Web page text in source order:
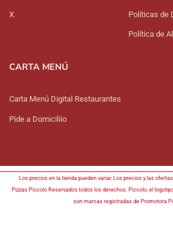
X Políticas de
Política de
CARTA MENÚ
Carta Menú Digital Restaurantes
Pide a Domiciliio
Los precios en la tienda pueden variar. Los precios y las
Pizzas Piccolo Reservados todos los derechos. Piccolo, el
son marcas registradas de Promotora